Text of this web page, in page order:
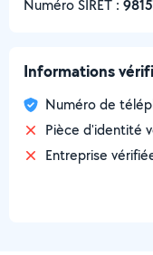
Numéro SIRET :
Informations
Numéro de
Pièce d'identité
Entreprise